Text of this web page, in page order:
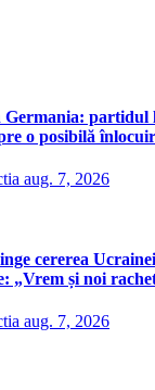
Germania:
o posibilă
aug. 7, 2026
cererea
„Vrem și noi
aug. 7, 2026